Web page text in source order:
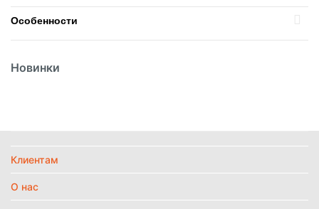
Особенности
Вид
Найти похожие
Новинки
Клиентам
О нас